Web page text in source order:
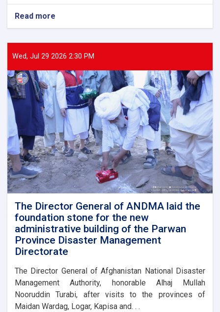
Read more
The
General
of
held
a
meeting
with
representatives
of
international
and
domestic
organizations
to
assist
flood
victims
Wed, Jul 29 2026 2:30 PM
The Director General of ANDMA laid the
foundation stone for the new
administrative building of the Parwan
Province Disaster Management
Directorate
The Director General of Afghanistan National Disaster
Management Authority, honorable Alhaj Mullah
Nooruddin Turabi, after visits to the provinces of
Maidan Wardag, Logar, Kapisa and. . .